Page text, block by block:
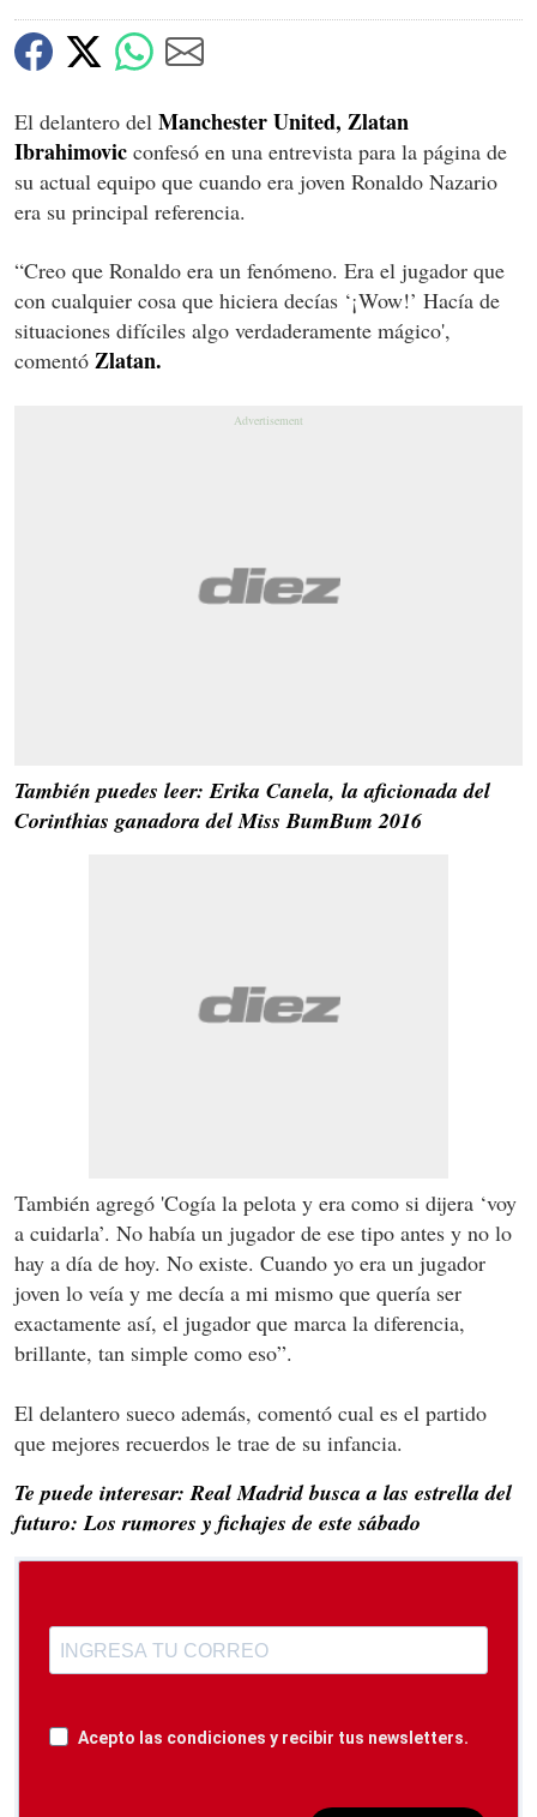
El delantero del Manchester United, Zlatan
Ibrahimovic confesó en una entrevista para la página de
su actual equipo que cuando era joven Ronaldo Nazario
era su principal referencia.
“Creo que Ronaldo era un fenómeno. Era el jugador que
con cualquier cosa que hiciera decías ‘¡Wow!’ Hacía de
situaciones difíciles algo verdaderamente mágico',
comentó Zlatan.
También puedes leer: Erika Canela, la aficionada del
Corinthias ganadora del Miss BumBum 2016
También agregó 'Cogía la pelota y era como si dijera ‘voy
a cuidarla’. No había un jugador de ese tipo antes y no lo
hay a día de hoy. No existe. Cuando yo era un jugador
joven lo veía y me decía a mi mismo que quería ser
exactamente así, el jugador que marca la diferencia,
brillante, tan simple como eso”.
El delantero sueco además, comentó cual es el partido
que mejores recuerdos le trae de su infancia.
Te puede interesar: Real Madrid busca a las estrella del
futuro: Los rumores y fichajes de este sábado
Acepto las condiciones y recibir tus newsletters.